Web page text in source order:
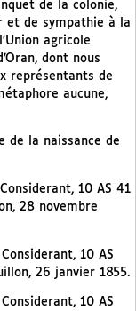
de la colonie,
et de sympathie à la
agricole
dont nous
représentants de
aucune,
de la naissance de
10 AS 41
28 novembre
10 AS
26 janvier 1855.
10 AS